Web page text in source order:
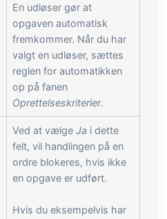
En udløser gør at
opgaven automatisk
fremkommer. Når du har
valgt en udløser, sættes
reglen for automatikken
op på fanen
Oprettelseskriterier.
Ved at vælge Ja i dette
felt, vil handlingen på en
ordre blokeres, hvis ikke
en opgave er udført.
Hvis du eksempelvis har